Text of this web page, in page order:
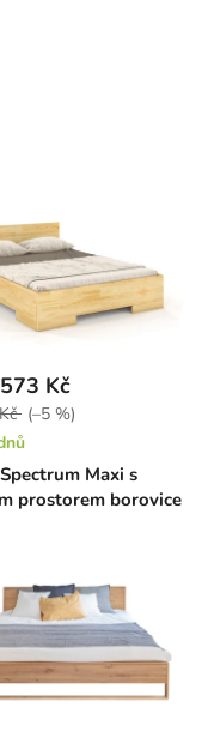
Maxi s
prostorem borovice
Kč
(–5 %)